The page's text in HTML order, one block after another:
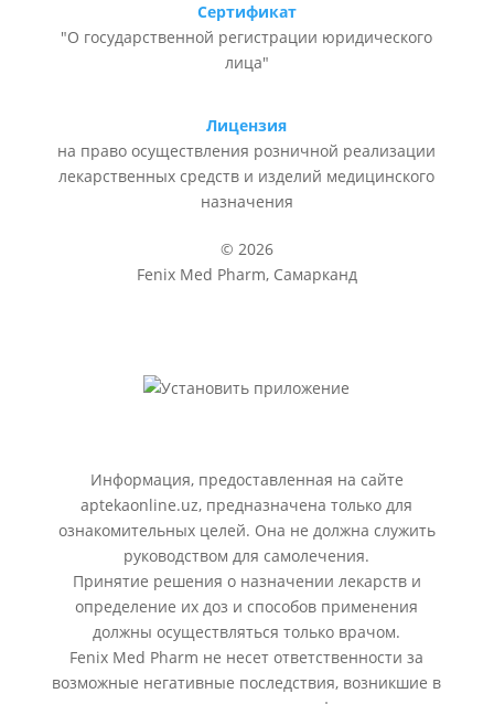
Сертификат
"О государственной регистрации юридического
лица"
Лицензия
на право осуществления розничной реализации
лекарственных средств и изделий медицинского
назначения
© 2026
Fenix Med Pharm, Самарканд
Информация, предоставленная на сайте
aptekaonline.uz, предназначена только для
ознакомительных целей. Она не должна служить
руководством для самолечения.
Принятие решения о назначении лекарств и
определение их доз и способов применения
должны осуществляться только врачом.
Fenix Med Pharm не несет ответственности за
возможные негативные последствия, возникшие в